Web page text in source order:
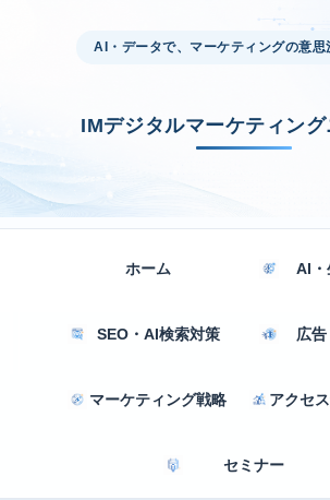
AI・データで、マーケティングの意思
IMデジタルマーケティン
ホーム AI・
SEO・AI検索対策 広
マーケティング戦略
セミナー